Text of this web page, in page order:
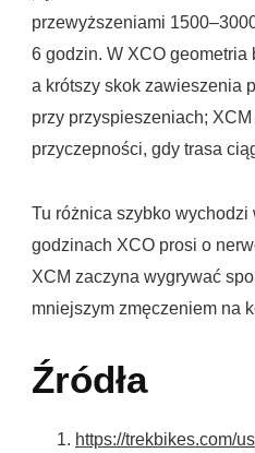
przewyższeniami
6 godzin. W XCO
a krótszy skok zawieszenia
przy przyspieszeniach;
przyczepności, gdy trasa
Tu różnica szybko wychodzi
godzinach XCO prosi o
XCM zaczyna wygrywać
mniejszym zmęczeniem na
Źródła
https://trekbikes.com/